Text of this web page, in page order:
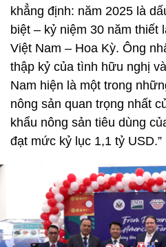
khẳng định: năm 2025 là
biệt – kỷ niệm 30 năm thiết
Việt Nam – Hoa Kỳ. Ông
thập kỷ của tình hữu nghị
Nam hiện là một trong
nông sản quan trọng nhất
khẩu nông sản tiêu dùng
đạt mức kỷ lục 1,1 tỷ USD.”